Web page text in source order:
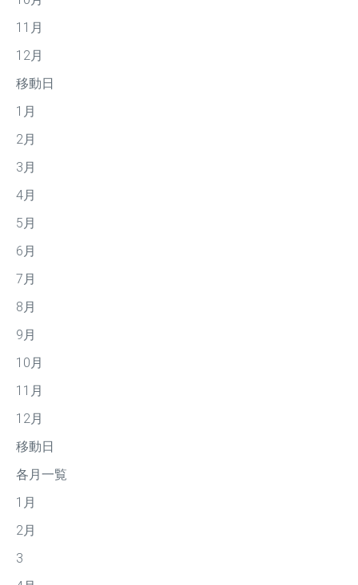
11月
12月
移動日
1月
2月
3月
4月
5月
6月
7月
8月
9月
10月
11月
12月
移動日
各月一覧
1月
2月
3